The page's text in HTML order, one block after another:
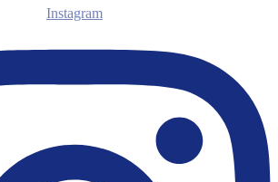
Instagram